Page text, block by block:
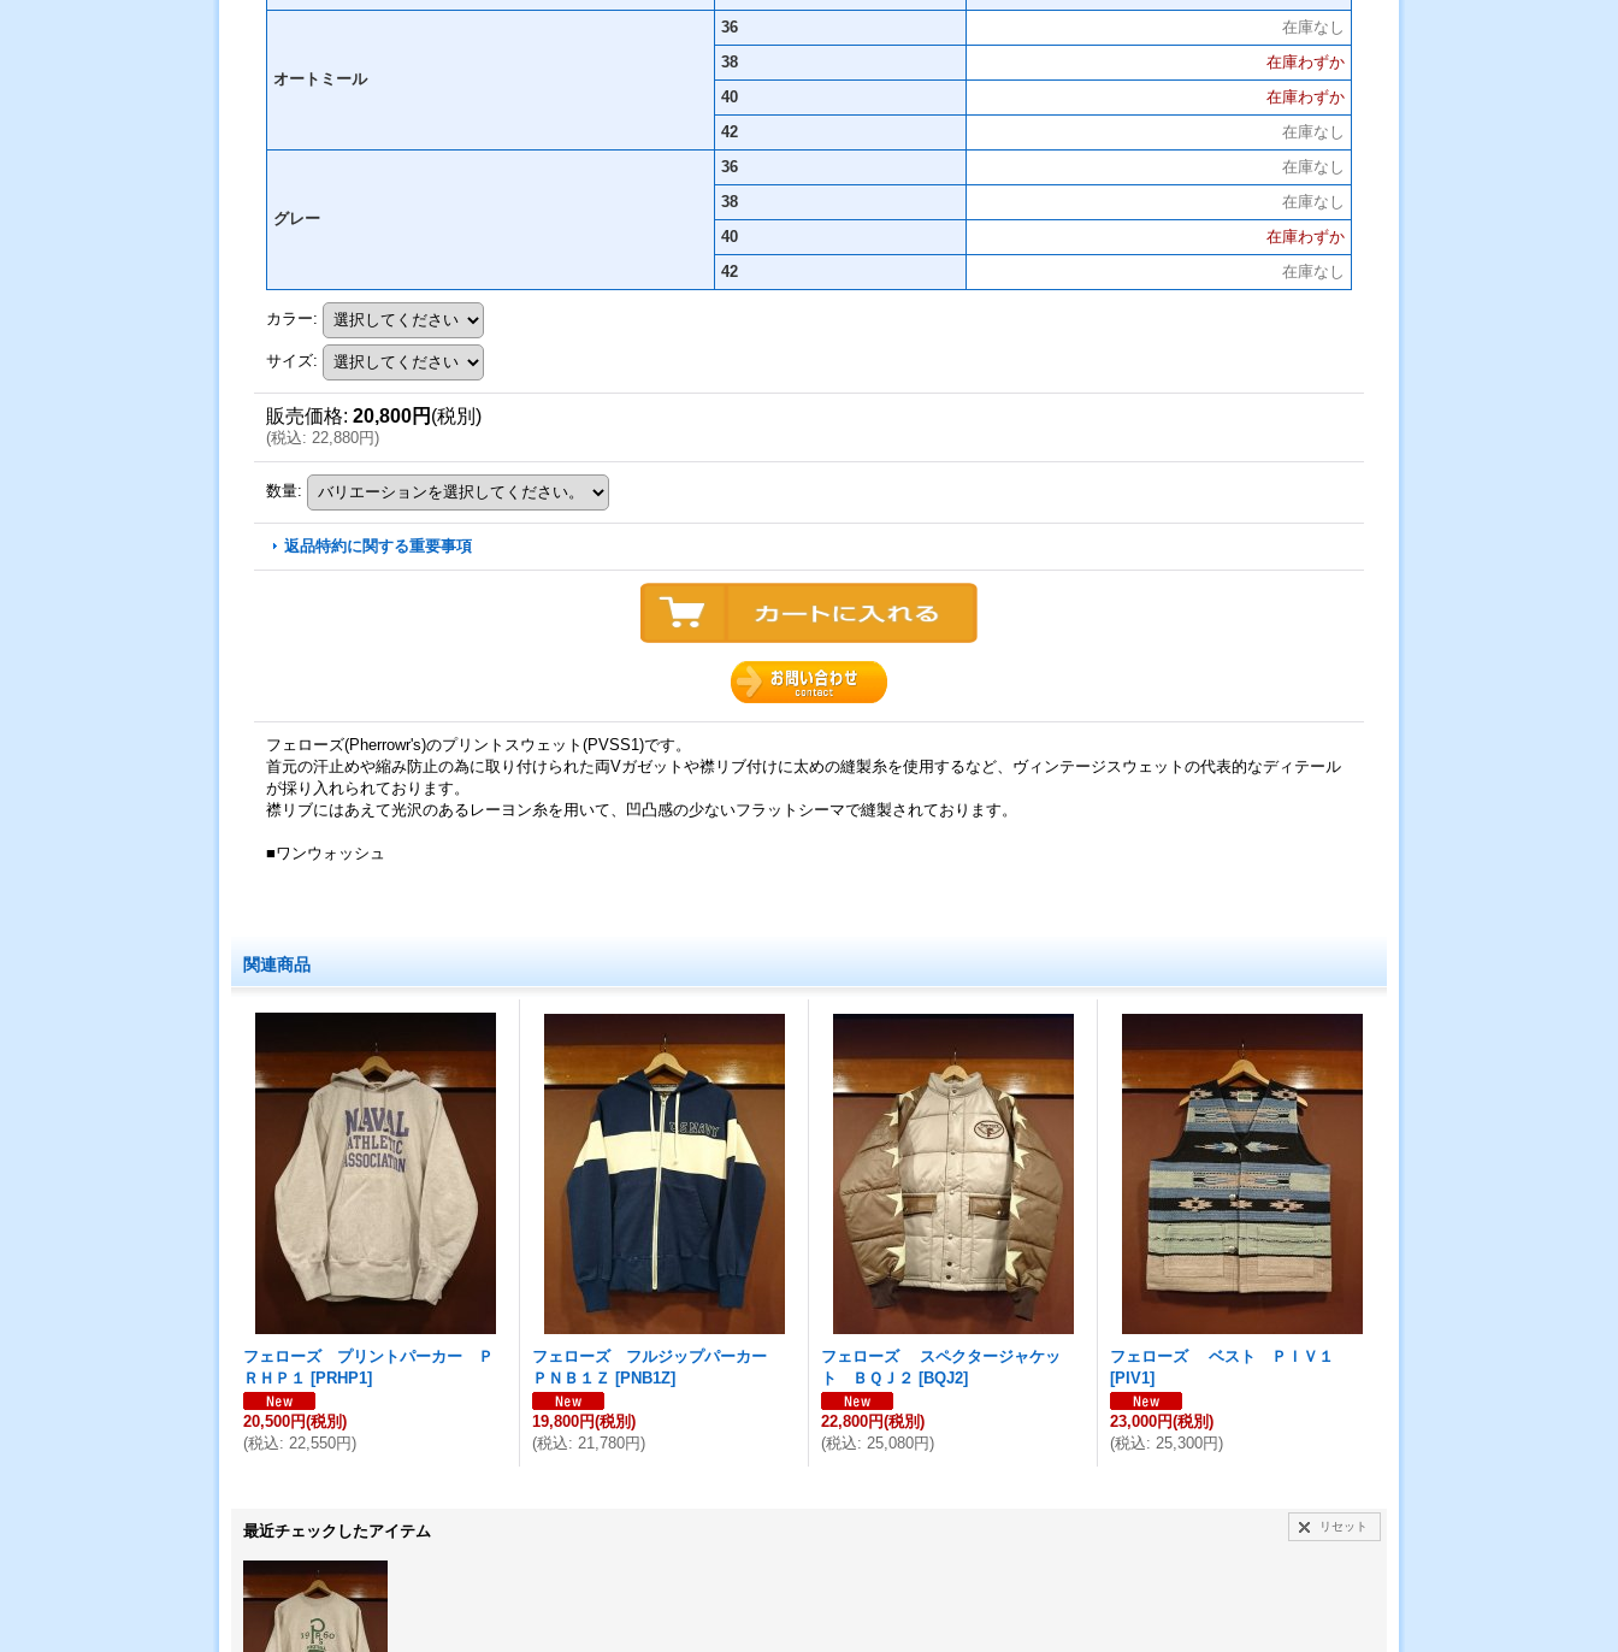
オートミール
36
在庫なし
38
在庫わずか
40
在庫わずか
42
在庫なし
グレー
36
在庫なし
38
在庫なし
40
在庫わずか
42
在庫なし
カラー:
サイズ:
販売価格: 20,800円 (税別)
(税込: 22,880円)
数量:
返品特約に関する重要事項
フェローズ(Pherrowr's)のプリントスウェット(PVSS1)です。
首元の汗止めや縮み防止の為に取り付けられた両Vガゼットや襟リブ付けに太めの縫製糸を使用するなど、ヴィンテージスウェットの代表的なディテール
が採り入れられております。
襟リブにはあえて光沢のあるレーヨン糸を用いて、凹凸感の少ないフラットシーマで縫製されております。
■ワンウォッシュ
関連商品
フェローズ プリントパーカー Ｐ
ＲＨＰ１ [PRHP1]
20,500円(税別)
(税込: 22,550円)
フェローズ フルジップパーカー
ＰＮＢ１Ｚ [PNB1Z]
19,800円(税別)
(税込: 21,780円)
フェローズ スペクタージャケッ
ト ＢＱＪ２ [BQJ2]
22,800円(税別)
(税込: 25,080円)
フェローズ ベスト ＰＩＶ１
[PIV1]
23,000円(税別)
(税込: 25,300円)
最近チェックしたアイテム リセット